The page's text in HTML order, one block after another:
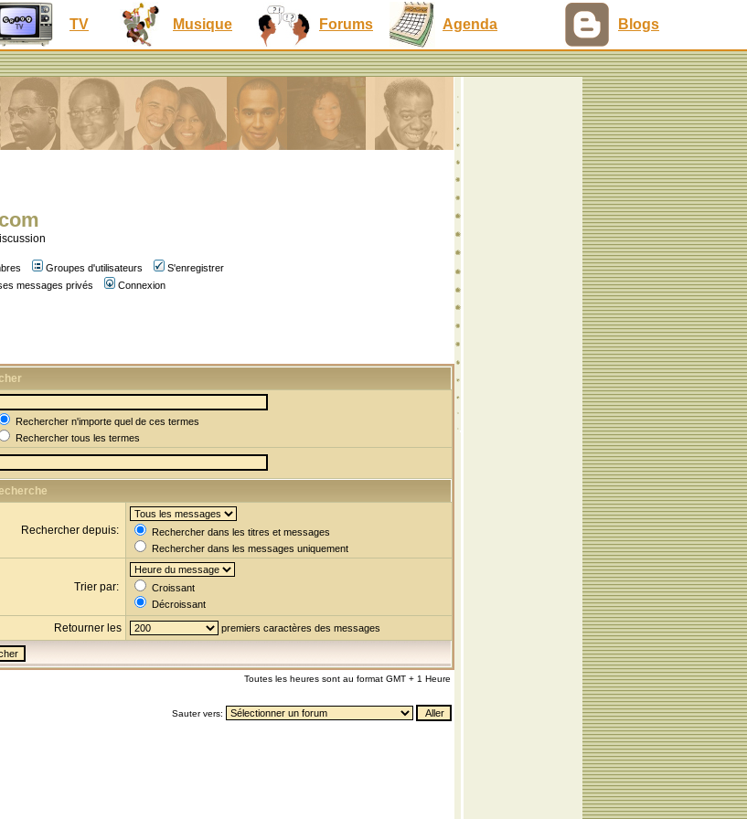
TV Musique Forums Agenda Blogs
Groupes d'utilisateurs
S'enregistrer
messages privés Connexion
Rechercher n'importe quel de ces termes
Rechercher tous les termes
Rechercher depuis:
Rechercher dans les titres et messages
Rechercher dans les messages uniquement
Trier par:
Croissant
Décroissant
Retourner les premiers caractères des messages
Toutes les heures sont au format GMT + 1 Heure
Sauter vers: